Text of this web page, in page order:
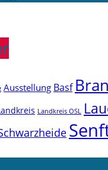
Ausstellung Basf
Landkreis OSL